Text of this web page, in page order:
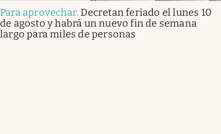
Para aprovechar. Decretan feriado el lunes 10
de agosto y habrá un nuevo fin de semana
largo para miles de personas